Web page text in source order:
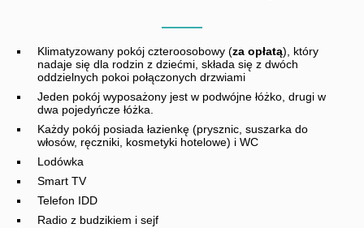
Klimatyzowany pokój czteroosobowy (za opłatą), który
nadaje się dla rodzin z dziećmi, składa się z dwóch
oddzielnych pokoi połączonych drzwiami
Jeden pokój wyposażony jest w podwójne łóżko, drugi w
dwa pojedyńcze łóżka.
Każdy pokój posiada łazienkę (prysznic, suszarka do
włosów, ręczniki, kosmetyki hotelowe) i WC
Lodówka
Smart TV
Telefon IDD
Radio z budzikiem i sejf